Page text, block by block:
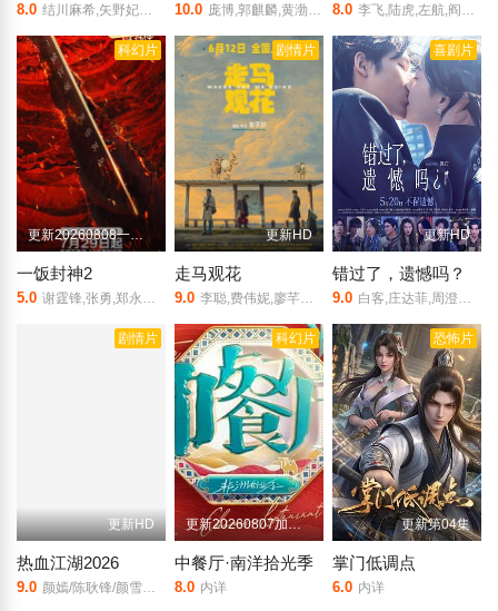
8.0 结川麻希,矢野妃菜喜,日野麻里,铃代纱弓,悠木碧,户谷菊之介,中村悠一,小西克幸 10.0 庞博,郭麒麟,黄渤,马思纯 8.0 李飞,陆虎,左航,阎鹤祥,朱志鑫,苏新皓,张极,张泽禹
科幻片
更新20260808一饭小馆第2期
一饭封神2
5.0 谢霆锋,张勇,郑永麒,陈晓卿,李诞,屈雨瑜,杨艳彬,黎子安
剧情片
更新HD
走马观花
9.0 李聪,费伟妮,廖芊婵,张越宁,袁千山,高深,孔令婧,琚子轩
喜剧片
更新HD
错过了，遗憾吗？
9.0 白客,庄达菲,周澄奥,敖子逸,王安宇,赵佳丽
剧情片
更新HD
热血江湖2026
9.0 颜嫣/陈耿锋/颜雪凡/朱瑞祥/钟夫翔
科幻片
更新20260807加更版第8期
中餐厅·南洋拾光季
8.0 内详
恐怖片
更新第04集
掌门低调点
6.0 内详